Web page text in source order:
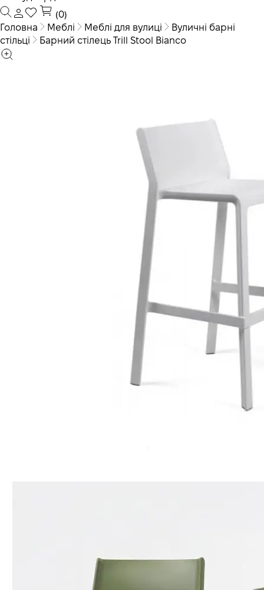
(0)
Головна
Меблі Меблі для вулиці
Вуличні барні
стільці
Барний стілець Trill Stool Bianco